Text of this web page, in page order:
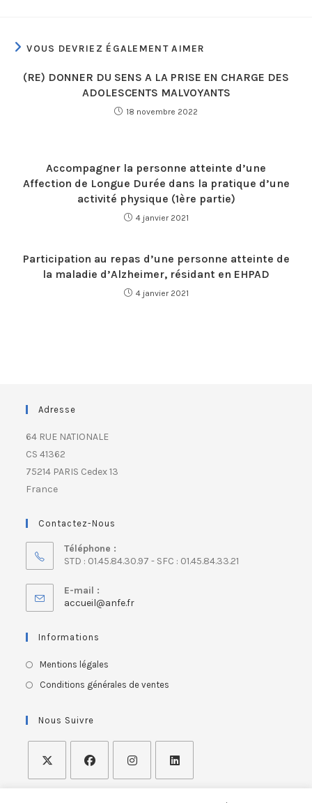
VOUS DEVRIEZ ÉGALEMENT AIMER
(RE) DONNER DU SENS A LA PRISE EN CHARGE DES
ADOLESCENTS MALVOYANTS
18 novembre 2022
Accompagner la personne atteinte d’une
Affection de Longue Durée dans la pratique d’une
activité physique (1ère partie)
4 janvier 2021
Participation au repas d’une personne atteinte de
la maladie d’Alzheimer, résidant en EHPAD
4 janvier 2021
Adresse
64 RUE NATIONALE
CS 41362
75214 PARIS Cedex 13
France
Contactez-Nous
Téléphone :
STD : 01.45.84.30.97 - SFC : 01.45.84.33.21
E-mail :
accueil@anfe.fr
Informations
Mentions légales
Conditions générales de ventes
Nous Suivre